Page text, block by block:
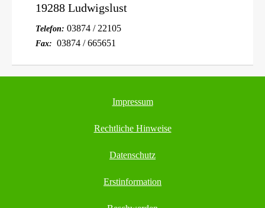
19288 Ludwigslust
Telefon: 03874 / 22105
Fax: 03874 / 665651
Impressum
Rechtliche Hinweise
Datenschutz
Erstinformation